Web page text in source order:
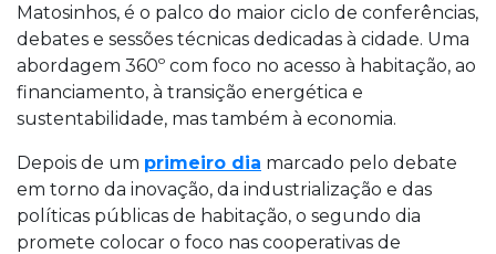
Matosinhos, é o palco do maior ciclo de conferências,
debates e sessões técnicas dedicadas à cidade. Uma
abordagem 360º com foco no acesso à habitação, ao
financiamento, à transição energética e
sustentabilidade, mas também à economia.
Depois de um primeiro dia marcado pelo debate
em torno da inovação, da industrialização e das
políticas públicas de habitação, o segundo dia
promete colocar o foco nas cooperativas de